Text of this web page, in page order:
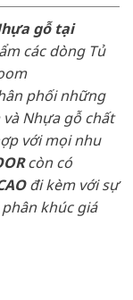
gỗ tại
các dòng Tủ
phối những
Nhựa gỗ chất
với mọi nhu
còn có
đi kèm với sự
khúc giá